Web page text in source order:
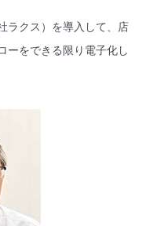
ラクス）を導入して、店
ーをできる限り電子化し